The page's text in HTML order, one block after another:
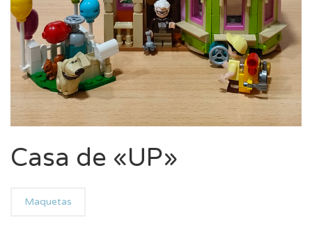
Casa de «UP»
Maquetas